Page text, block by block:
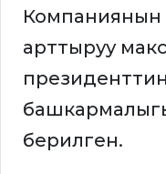
арттыруу
берилген.